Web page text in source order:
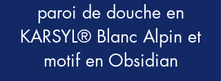
paroi de douche en
KARSYL® Blanc Alpin et
motif en Obsidian